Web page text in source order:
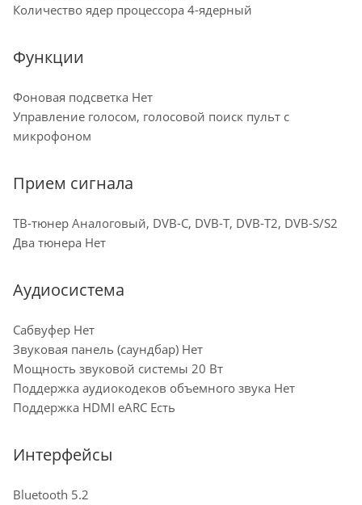
Количество ядер процессора 4-ядерный
Функции
Фоновая подсветка Нет
Управление голосом, голосовой поиск пульт с
микрофоном
Прием сигнала
ТВ-тюнер Аналоговый, DVB-C, DVB-T, DVB-T2, DVB-S/S2
Два тюнера Нет
Аудиосистема
Сабвуфер Нет
Звуковая панель (саундбар) Нет
Мощность звуковой системы 20 Вт
Поддержка аудиокодеков объемного звука Нет
Поддержка HDMI eARC Есть
Интерфейсы
Bluetooth 5.2